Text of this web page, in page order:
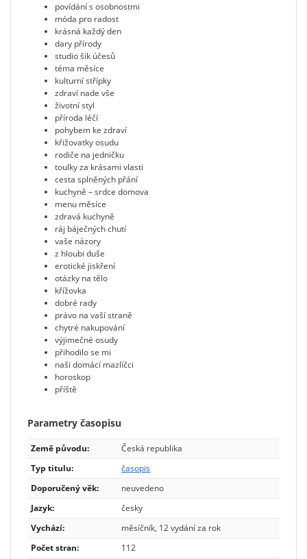
povídání s osobnostmi
móda pro radost
krásná každý den
dary přírody
studio šik účesů
téma měsíce
kulturní střípky
zdraví nade vše
životní styl
příroda léčí
pohybem ke zdraví
křižovatky osudu
rodiče na jedničku
toulky za krásami vlasti
cesta splněných přání
kuchyně – srdce domova
menu měsíce
zdravá kuchyně
ráj báječných chutí
vaše názory
z hloubi duše
erotické jiskření
otázky na tělo
křížovka
dobré rady
právo na vaší straně
chytré nakupování
výjimečné osudy
přihodilo se mi
naši domácí mazlíčci
horoskop
příště
Parametry časopisu
Země původu:
Česká republika
Typ titulu:
časopis
Doporučený věk:
neuvedeno
Jazyk:
česky
Vychází:
měsíčník, 12 vydání za rok
Počet stran:
112